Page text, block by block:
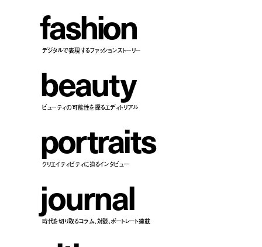
fashion
デジタルで表現するファッションストーリー
beauty
ビューティの可能性を探るエディトリアル
portraits
クリエイティビティに迫るインタビュー
journal
時代を切り取るコラム、対談、ポートレート連載